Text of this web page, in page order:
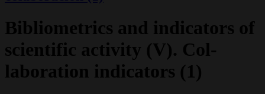
Bibliometrics and indicators of
scientific activity (V). Col-
laboration indicators (1)